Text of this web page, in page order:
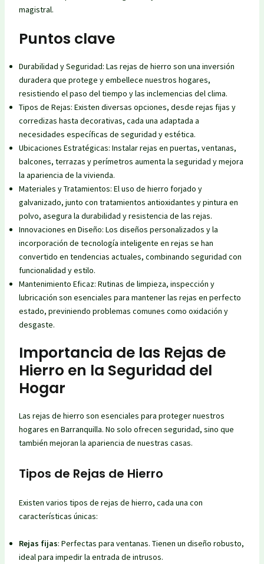
magistral.
Puntos clave
Durabilidad y Seguridad: Las rejas de hierro son una inversión
duradera que protege y embellece nuestros hogares,
resistiendo el paso del tiempo y las inclemencias del clima.
Tipos de Rejas: Existen diversas opciones, desde rejas fijas y
corredizas hasta decorativas, cada una adaptada a
necesidades específicas de seguridad y estética.
Ubicaciones Estratégicas: Instalar rejas en puertas, ventanas,
balcones, terrazas y perímetros aumenta la seguridad y mejora
la apariencia de la vivienda.
Materiales y Tratamientos: El uso de hierro forjado y
galvanizado, junto con tratamientos antioxidantes y pintura en
polvo, asegura la durabilidad y resistencia de las rejas.
Innovaciones en Diseño: Los diseños personalizados y la
incorporación de tecnología inteligente en rejas se han
convertido en tendencias actuales, combinando seguridad con
funcionalidad y estilo.
Mantenimiento Eficaz: Rutinas de limpieza, inspección y
lubricación son esenciales para mantener las rejas en perfecto
estado, previniendo problemas comunes como oxidación y
desgaste.
Importancia de las Rejas de
Hierro en la Seguridad del
Hogar
Las rejas de hierro son esenciales para proteger nuestros
hogares en Barranquilla. No solo ofrecen seguridad, sino que
también mejoran la apariencia de nuestras casas.
Tipos de Rejas de Hierro
Existen varios tipos de rejas de hierro, cada una con
características únicas:
Rejas fijas: Perfectas para ventanas. Tienen un diseño robusto,
ideal para impedir la entrada de intrusos.